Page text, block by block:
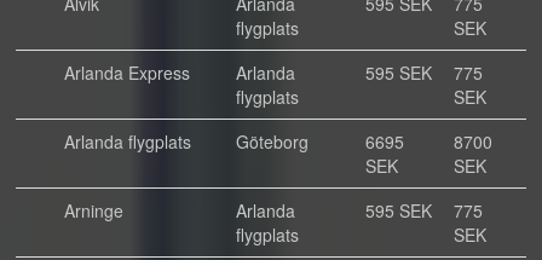
flygplats
SEK
Arlanda Express
Arlanda
flygplats
595 SEK
775
SEK
Arlanda flygplats
Göteborg
6695
SEK
8700
SEK
Arninge
Arlanda
flygplats
595 SEK
775
SEK